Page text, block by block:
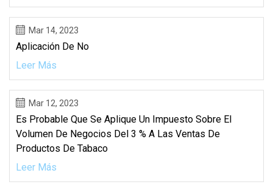
Mar 14, 2023
Aplicación De No
Leer Más
Mar 12, 2023
Es Probable Que Se Aplique Un Impuesto Sobre El
Volumen De Negocios Del 3 % A Las Ventas De
Productos De Tabaco
Leer Más